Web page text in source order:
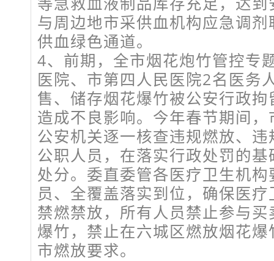
与周边地市采供血机构应急调
供血绿色通道。
4、前期，全市烟花炮竹管控专
医院、市第四人民医院2名医务
售、储存烟花爆竹被公安行政
造成不良影响。今年春节期间
公安机关逐一核查违规燃放、
公职人员，在落实行政处罚的
处分。委直委管各医疗卫生机
员、全覆盖落实到位，确保医
禁燃禁放，所有人员禁止参与
爆竹，禁止在六城区燃放烟花
市燃放要求。